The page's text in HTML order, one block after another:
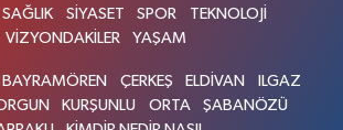
SAĞLIK SİYASET SPOR
TEKNOLOJİ
VİZYONDAKİLER
YAŞAM
BAYRAMÖREN ÇERKEŞ ELDİVAN
ILGAZ
KURŞUNLU ORTA
ŞABANÖZÜ